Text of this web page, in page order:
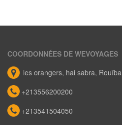
COORDONNÉES DE WEVOYAGES
les orangers, hai sabra, Rouïba
+213556200200
+213541504050